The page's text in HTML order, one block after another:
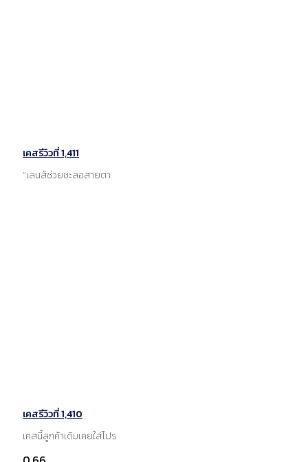
เคสรีวิวที่ 1,411
“เลนส์ช่วยชะลอสายตา
เคสรีวิวที่ 1,410
เคสนี้ลูกค้าเดิมเคยใส่โปร